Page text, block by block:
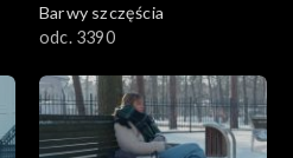
Barwy szczęścia
odc. 3390